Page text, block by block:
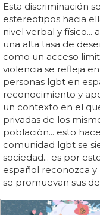
Esta discriminación
estereotipos hacia
nivel verbal y físico...
una alta tasa de
como un acceso
violencia se refleja
personas lgbt en
reconocimiento y
un contexto en el
privadas de los
población... esto
comunidad lgbt se
sociedad... es por
español reconozca
se promuevan sus